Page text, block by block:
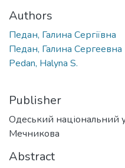
Authors
Педан, Галина Сергіївна
Педан, Галина Сергеевна
Pedan, Halyna S.
Publisher
Одеський національний
Мечникова
Abstract